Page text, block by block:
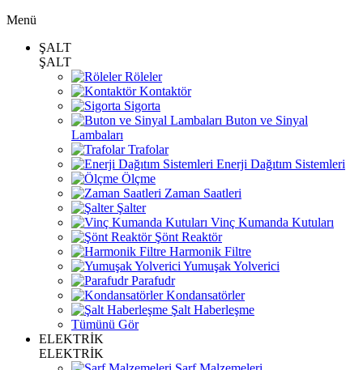
Menü
ŞALT
ŞALT
Röleler
Kontaktör
Sigorta
Buton ve Sinyal
Lambaları
Trafolar
Enerji Dağıtım Sistemleri
Ölçme
Zaman Saatleri
Şalter
Vinç Kumanda Kutuları
Şönt Reaktör
Harmonik Filtre
Yumuşak Yolverici
Parafudr
Kondansatörler
Şalt Haberleşme
Tümünü Gör
ELEKTRİK
ELEKTRİK